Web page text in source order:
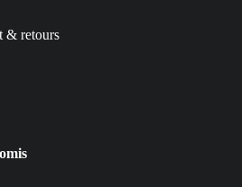
& retours